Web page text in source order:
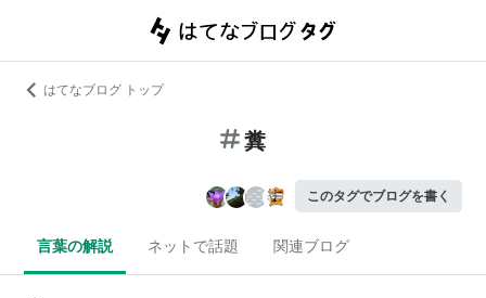
はてなブログ トップ
糞
このタグでブログを書く
言葉の解説 ネットで話題 関連ブログ